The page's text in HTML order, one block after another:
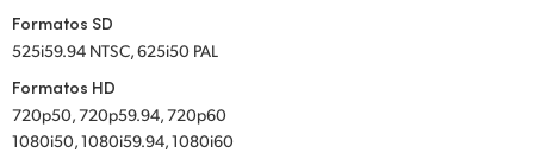
Formatos SD
525i59.94 NTSC, 625i50 PAL
Formatos HD
720p50, 720p59.94, 720p60
1080i50, 1080i59.94, 1080i60